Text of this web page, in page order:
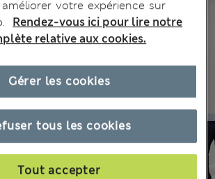
votre expérience sur
Rendez-vous ici pour lire notre
relative aux cookies.
tous les cookies
Tout accepter
Gérer les cookies